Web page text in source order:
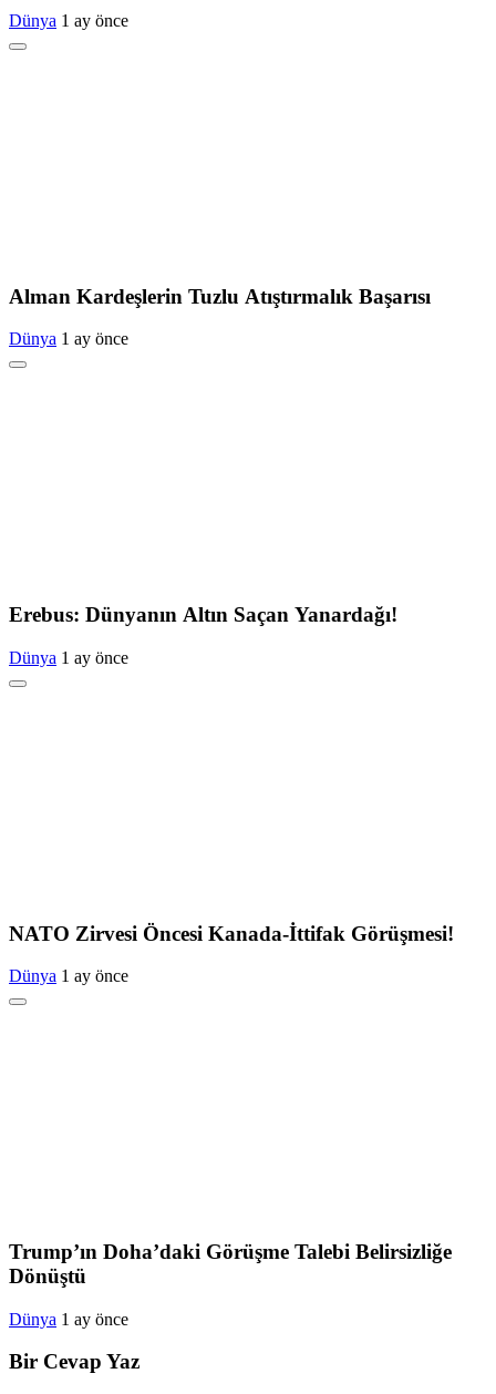
Dünya 1 ay önce
Alman Kardeşlerin Tuzlu Atıştırmalık Başarısı
Dünya 1 ay önce
Erebus: Dünyanın Altın Saçan Yanardağı!
Dünya 1 ay önce
NATO Zirvesi Öncesi Kanada-İttifak Görüşmesi!
Dünya 1 ay önce
Trump’ın Doha’daki Görüşme Talebi Belirsizliğe
Dönüştü
Dünya 1 ay önce
Bir Cevap Yaz